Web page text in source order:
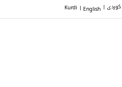
کوردی |
English
|
Kurdi